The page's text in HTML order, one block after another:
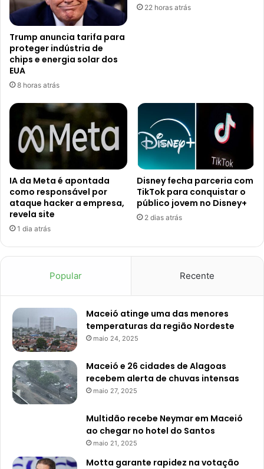
Trump anuncia tarifa para
proteger indústria de
chips e energia solar dos
EUA
8 horas atrás
22 horas atrás
IA da Meta é apontada
como responsável por
ataque hacker a empresa,
revela site
1 dia atrás
Disney fecha parceria com
TikTok para conquistar o
público jovem no Disney+
2 dias atrás
Popular Recente
Maceió atinge uma das menores
temperaturas da região Nordeste
maio 24, 2025
Maceió e 26 cidades de Alagoas
recebem alerta de chuvas intensas
maio 27, 2025
Multidão recebe Neymar em Maceió
ao chegar no hotel do Santos
maio 21, 2025
Motta garante rapidez na votação